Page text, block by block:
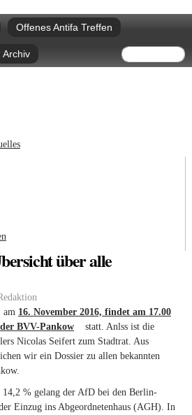
Offenes Antifa Treffen
Archiv Suche
über alle
am 16. November 2016, findet am 17.00
BVV-Pankow (link is external)
statt. Anlss ist die
Nicolas Seifert zum Stadtrat. Aus
wir ein Dossier zu allen bekannten
% gelang der AfD bei den Berlin-
Einzug ins Abgeordnetenhaus (AGH). In